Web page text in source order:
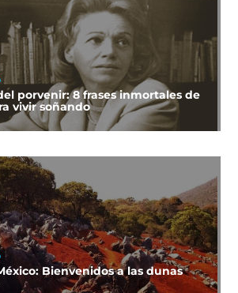
porvenir: 8 frases inmortales de
vivir soñando
Bienvenidos a las dunas